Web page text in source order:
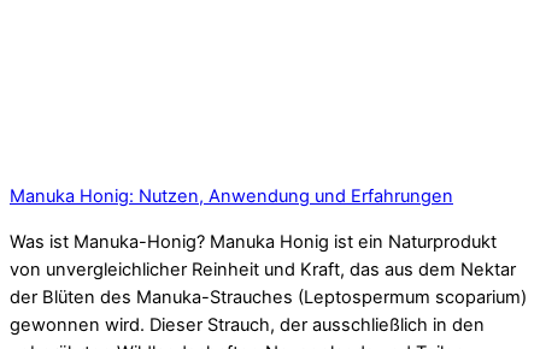
Manuka Honig: Nutzen, Anwendung und Erfahrungen
Was ist Manuka-Honig? Manuka Honig ist ein Naturprodukt
von unvergleichlicher Reinheit und Kraft, das aus dem Nektar
der Blüten des Manuka-Strauches (Leptospermum scoparium)
gewonnen wird. Dieser Strauch, der ausschließlich in den